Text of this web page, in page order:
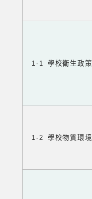
1-1 學校衛生政策
1-2 學校物質環境